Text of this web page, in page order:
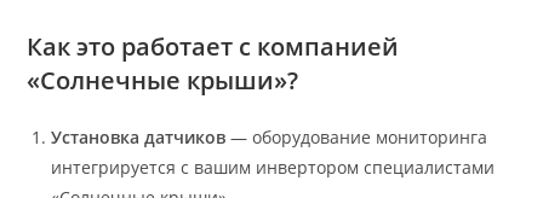
Как это работает с компанией
«Солнечные крыши»?
Установка датчиков — оборудование мониторинга
интегрируется с вашим инвертором специалистами